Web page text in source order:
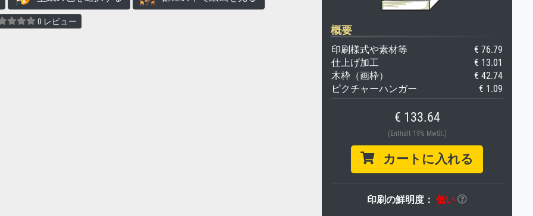
0 レビュー
概要
印刷様式や素材等
€ 76.79
仕上げ加工
€ 13.01
木枠（画枠）
€ 42.74
ピクチャーハンガー
€ 1.09
€ 133.64
(Enthält 19% MwSt.)
カートに入れる
印刷の鮮明度： 低い